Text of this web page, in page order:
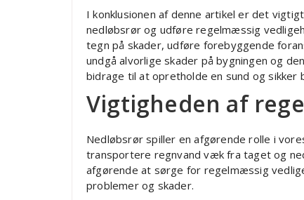
I konklusionen af denne artikel er det
nedløbsrør og udføre regelmæssig
tegn på skader, udføre forebyggende
undgå alvorlige skader på bygningen og
bidrage til at opretholde en sund og sikker
Vigtigheden af
Nedløbsrør spiller en afgørende rolle i
transportere regnvand væk fra taget og
afgørende at sørge for regelmæssig
problemer og skader.